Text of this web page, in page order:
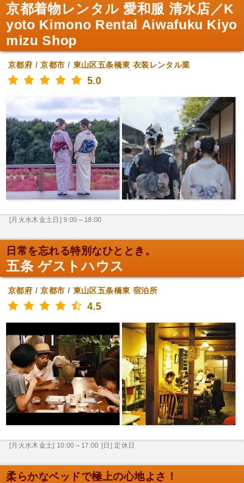
京都着物レンタル 愛和服 清水店／K
yoto Kimono Rental Aiwafuku Kiyo
mizu Shop
京都府 /京都市 / 東山区五条橋東 衣装レンタル業
5.0
[月火水木金土日] 9:00～18:00
日常を忘れる特別なひととき。
五条 ゲストハウス
京都府 /京都市 / 東山区五条橋東 宿泊所
4.5
[月火水木金土] 10:00～17:00 [日] 定休日
柔らかなベッドで極上の心地よさ！